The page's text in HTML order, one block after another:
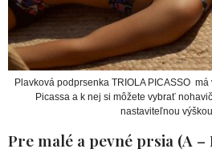
Plavková podprsenka TRIOLA PICASSO
Picassa a k nej si môžete vybrať
nastaviteľnou výškou
Pre malé a pevné prsia (A –